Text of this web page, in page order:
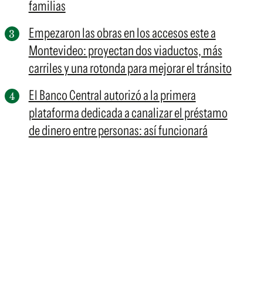
familias
Empezaron las obras en los accesos este a
Montevideo: proyectan dos viaductos, más
carriles y una rotonda para mejorar el tránsito
El Banco Central autorizó a la primera
plataforma dedicada a canalizar el préstamo
de dinero entre personas: así funcionará